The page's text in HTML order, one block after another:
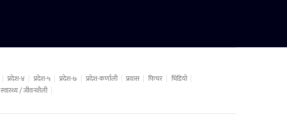
प्रदेश-४ प्रदेश-५ प्रदेश-७ प्रदेश-कर्णाली प्रवास फिचर
भिडियो
स्वास्थ्य / जीवनशैली